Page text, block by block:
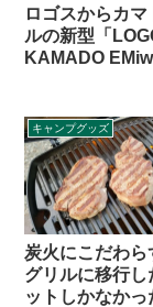
ロゴスからカマ
ルの新型「
KAMADO
キャンプグッズ
炭火にこだわら
グリルに移行し
ットしかなかっ